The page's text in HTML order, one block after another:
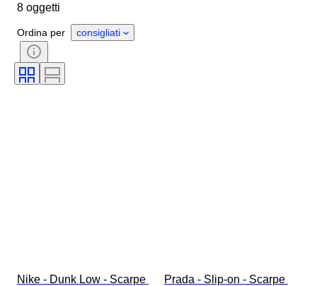
Paese d’origine
Condizioni
Colore
Epoca
Accessori inclusi
Misura di scarpe
8 oggetti
Ordina per consigliati
Nike - Dunk Low - Scarpe
Prada - Slip-on - Scarpe